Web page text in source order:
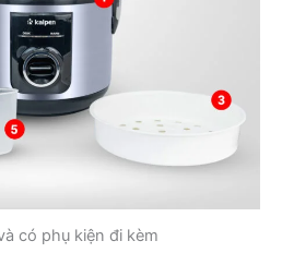
có phụ kiện đi kèm